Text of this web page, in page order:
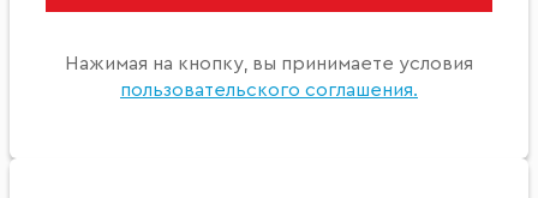
Нажимая на кнопку, вы принимаете условия
пользовательского соглашения.